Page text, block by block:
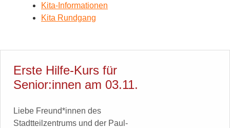
Kita-Informationen
Kita Rundgang
Erste Hilfe-Kurs für
Senior:innen am 03.11.
Liebe Freund*innen des
Stadtteilzentrums und der Paul-